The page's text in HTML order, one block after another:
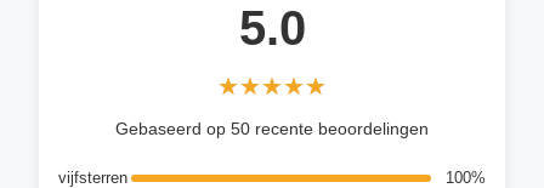
5.0
★★★★★
★★★★★
Gebaseerd op 50 recente beoordelingen
vijfsterren
100%